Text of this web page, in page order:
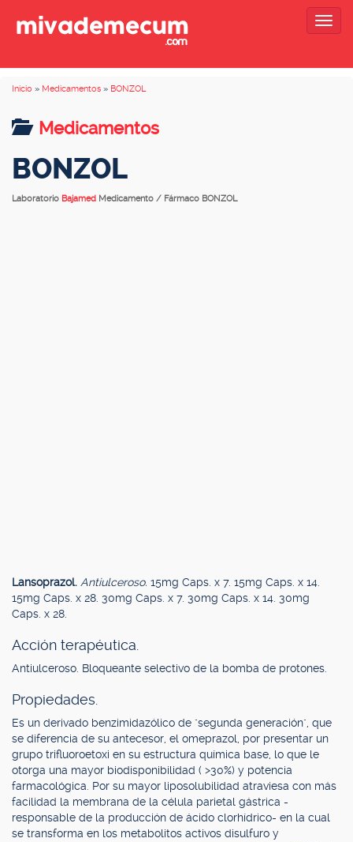
Inicio » Medicamentos » BONZOL
Medicamentos
BONZOL
Laboratorio Bajamed Medicamento / Fármaco BONZOL
Lansoprazol. Antiulceroso. 15mg Caps. x 7. 15mg Caps. x 14.
15mg Caps. x 28. 30mg Caps. x 7. 30mg Caps. x 14. 30mg
Caps. x 28.
Acción terapéutica.
Antiulceroso. Bloqueante selectivo de la bomba de protones.
Propiedades.
Es un derivado benzimidazólico de "segunda generación", que
se diferencia de su antecesor, el omeprazol, por presentar un
grupo trifluoroetoxi en su estructura química base, lo que le
otorga una mayor biodisponibilidad ( >30%) y potencia
farmacológica. Por su mayor liposolubilidad atraviesa con más
facilidad la membrana de la célula parietal gástrica -
responsable de la producción de ácido clorhídrico- en la cual
se transforma en los metabolitos activos disulfuro y